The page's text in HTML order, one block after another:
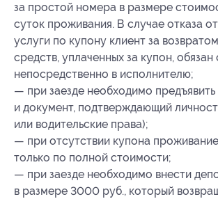
за простой номера в размере
суток проживания. В случае отказа
услуги по купону клиент за
средств, уплаченных за купон,
непосредственно в исполнителю;
— при заезде необходимо предъявить
и документ, подтверждающий
или водительские права);
— при отсутствии купона
только по полной стоимости;
— при заезде необходимо внести
в размере 3000 руб., который